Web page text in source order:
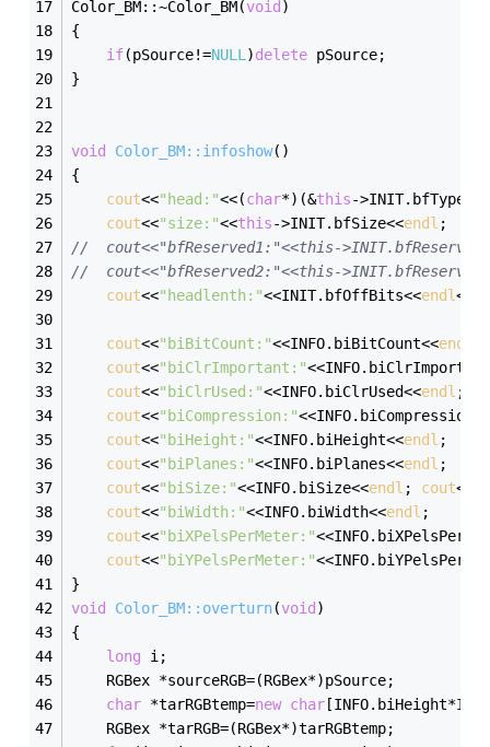
Color_BM::~Color_BM(void )
{
if(pSource!=NULL )delete pSource;
}
void Color_BM::infoshow()
{
cout<<"head:"<<(char*)(&this-
cout<<"size:"<<this->INIT.bfSize<<endl ;
//	cout<<"bfReserved1:"<<this-
//	cout<<"bfReserved2:"<<this-
cout<<"headlenth:"<<INIT.bfOffBits<<endl<<
cout<<"biBitCount:"<<INFO.biBitCount<<endl
cout<<"biClrImportant:"
cout<<"biClrUsed:"<<INFO.biClrUsed<<endl ;
cout<<"biCompression:"
cout<<"biHeight:"<<INFO.biHeight<<endl ;
cout<<"biPlanes:"<<INFO.biPlanes<<endl ;
cout<<"biSize:"<<INFO.biSize<<endl cout<<
cout<<"biWidth:"<<INFO.biWidth<<endl ;
cout<<"biXPelsPerMeter:"
cout<<"biYPelsPerMeter:"
}
void
Color_BM::overturn(void )
{
long i;
	RGBex *sourceRGB=(RGBex*)pSource;
char *tarRGBtemp=new char
	RGBex *tarRGB=(RGBex*)tarRGBtemp;